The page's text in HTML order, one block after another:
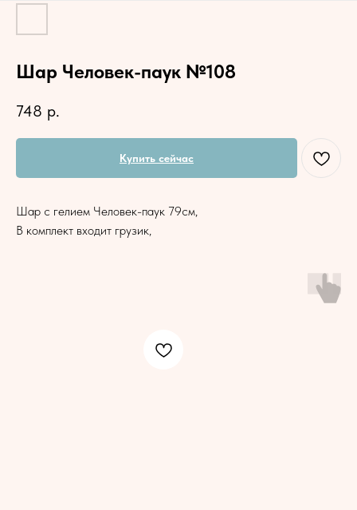
Шар Человек-паук №108
748 р.
Купить сейчас
Шар с гелием Человек-паук 79см,
В комплект входит грузик,